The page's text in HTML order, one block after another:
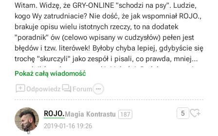
Witam. Widzę, że GRY-ONLINE "schodzi na psy". Ludzie,
kogo Wy zatrudniacie? Nie dość, że jak wspomniał ROJO.,
brakuje opisu wielu istotnych rzeczy, to na dodatek
"poradnik" ów (celowo wpisany w cudzysłów) pełen jest
błędów i tzw. literówek! Byłoby chyba lepiej, gdybyście się
trochę "skurczyli" jako zespół i pisali, co prawda, mniej
poradników, ale za to wysokiej jakości. Podobna sytuacja
(lecz inna autorka) miała miejsce w poradniku do Spyro:
Reignited Trilogy. Krótko mówiąc: BRAK SŁÓW...
Pozdrawiam wszystkich graczy!
Pokaż całą wiadomość
Odpowiedz  Forum 
👎
ROJO.Magia Kontrastu 187
2019-01-16 19:26
5 